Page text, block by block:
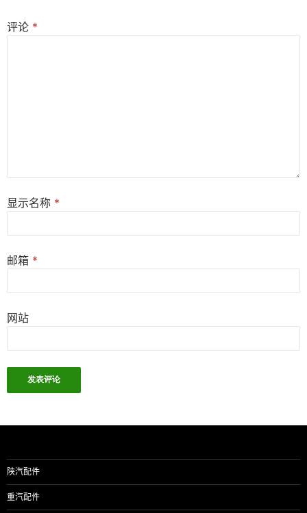
评论 *
显示名称 *
邮箱 *
网站
陕汽配件
重汽配件